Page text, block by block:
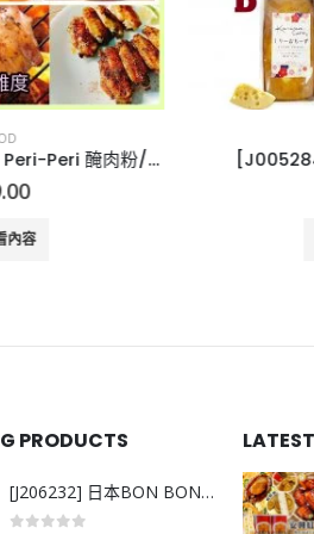
金澤兼六製菓蛋糕
$
查看內容
PRODUCTS
[J206232] 日本BON BON銀離子抗菌啫喱洗衣珠 (80粒)